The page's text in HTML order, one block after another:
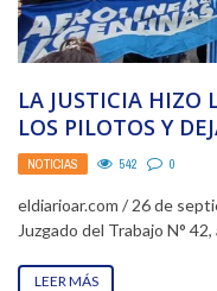
LA JUSTICIA HIZO
LOS PILOTOS Y
NOTICIAS 542 0
eldiarioar.com / 26 de
Juzgado del Trabajo N°
LEER MÁS